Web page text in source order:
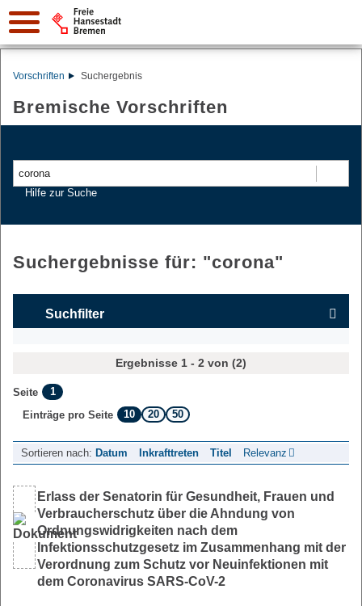
Vorschriften Suchergebnis
Bremische Vorschriften
Hilfe zur Suche
Suchergebnisse für: "corona"
Suchfilter
Ergebnisse 1 - 2 von (2)
Seite
1
Einträge pro Seite
10 20 50
Sortieren nach: Datum Inkrafttreten Titel Relevanz
Erlass der Senatorin für Gesundheit, Frauen und
Verbraucherschutz über die Ahndung von
Ordnungswidrigkeiten nach dem
Infektionsschutzgesetz im Zusammenhang mit der
Verordnung zum Schutz vor Neuinfektionen mit
dem Coronavirus SARS-CoV-2